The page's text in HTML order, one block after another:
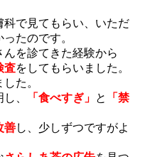
科で見てもらい、いただ
たのです。
を診てきた経験から
査をしてもらいました。
た。
、
「食べすぎ」 と
「禁
善し、少しずつですがよ